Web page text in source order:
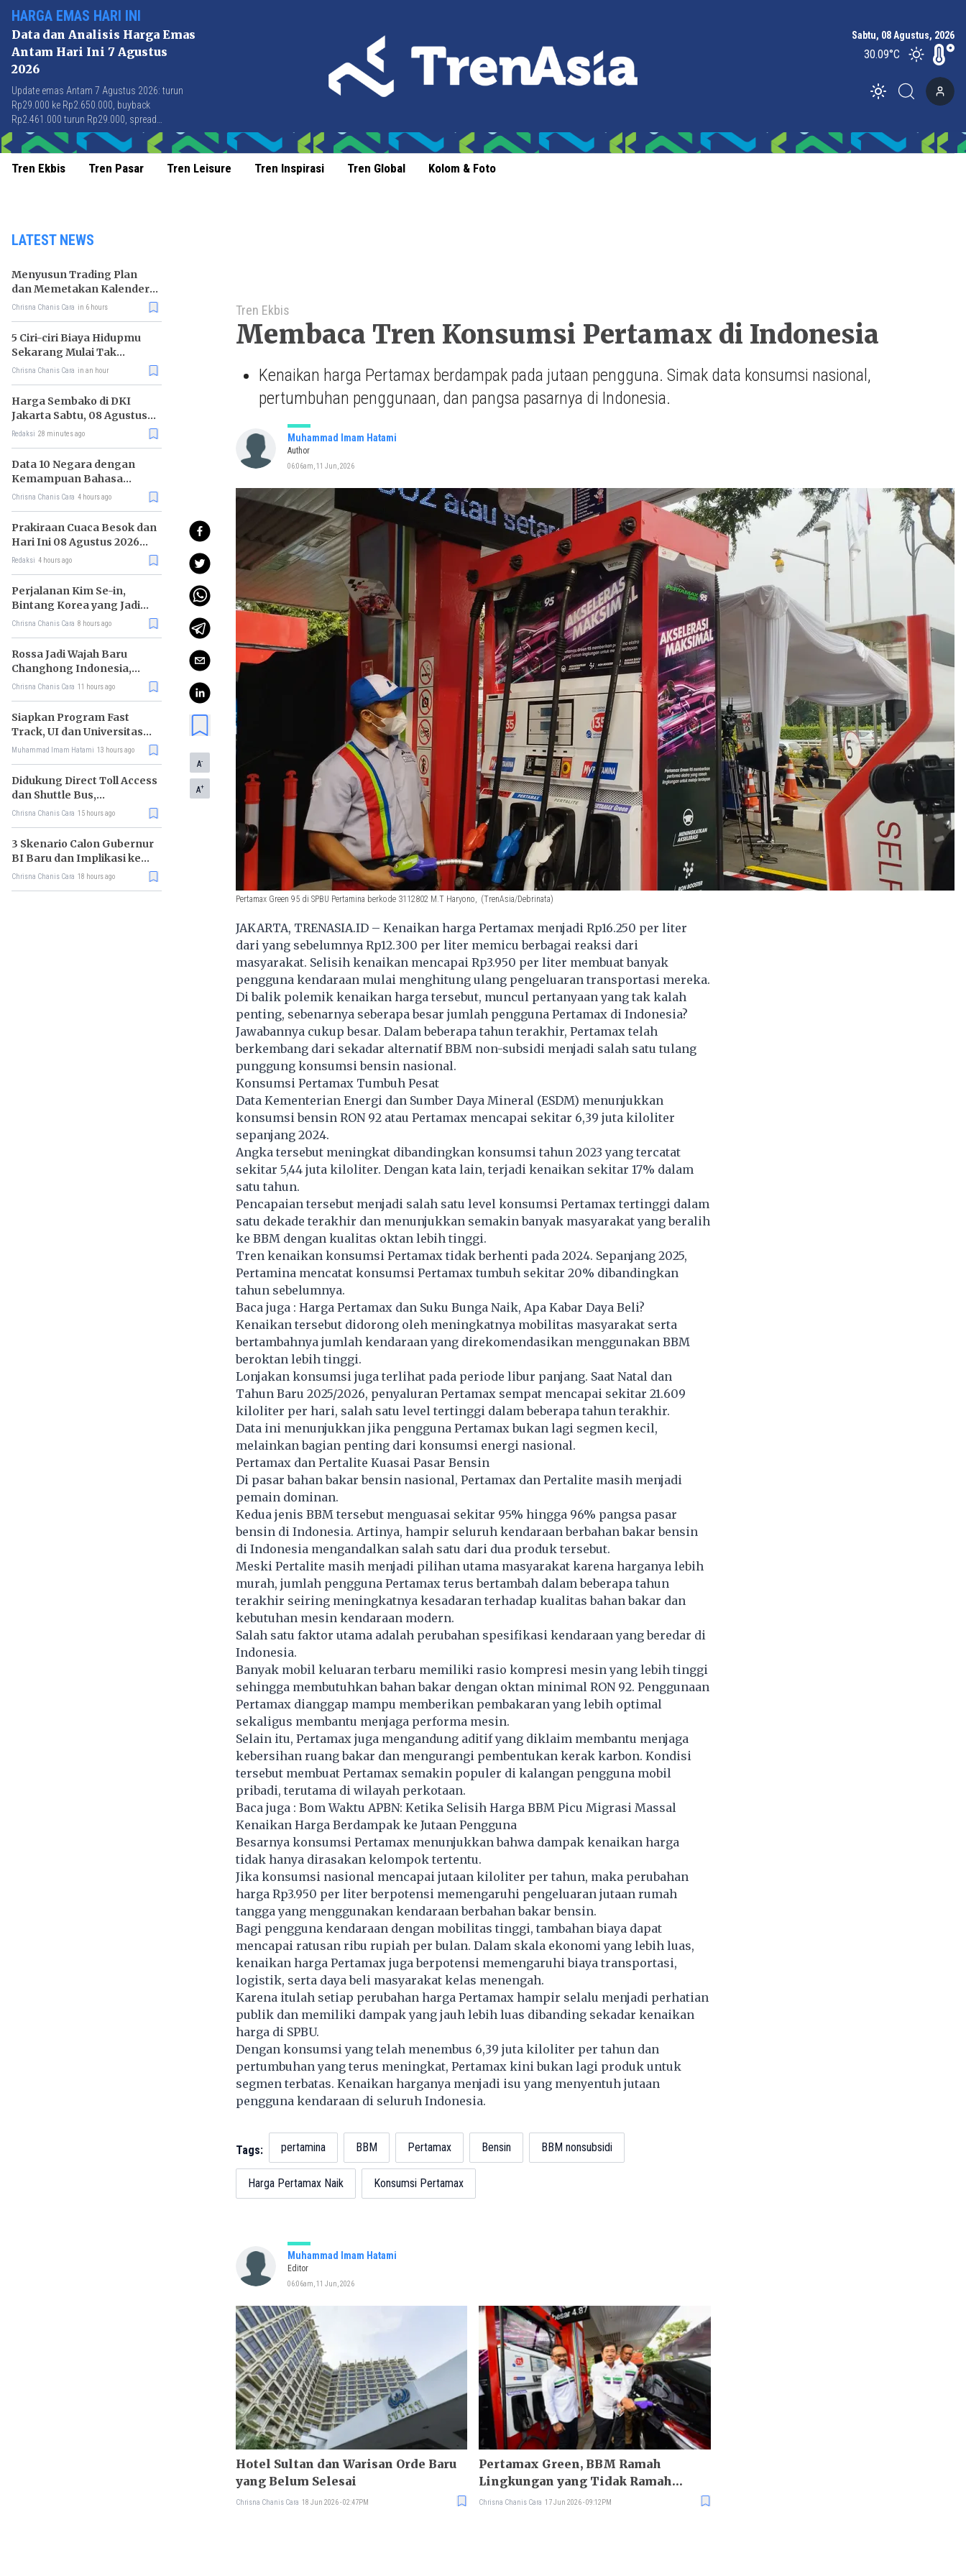
HARGA EMAS HARI INI
Data dan Analisis Harga Emas
Antam Hari Ini 7 Agustus
2026
Update emas Antam 7 Agustus 2026: turun
Rp29.000 ke Rp2.650.000, buyback
Rp2.461.000 turun Rp29.000, spread
Rp189.000 stabil di level terbaik sejak April
2026.
Sabtu, 08 Agustus, 2026
30.09°C
Toggle theme
Tren Ekbis Tren Pasar Tren Leisure Tren Inspirasi Tren Global Kolom & Foto
LATEST NEWS
Menyusun Trading Plan
dan Memetakan Kalender
Ekonomi Mingguan
Chrisna Chanis Cara in 6 hours
5 Ciri-ciri Biaya Hidupmu
Sekarang Mulai Tak
Terkendali
Chrisna Chanis Cara in an hour
Harga Sembako di DKI
Jakarta Sabtu, 08 Agustus
2026, Daging Kambing
Redaksi 28 minutes ago
Data 10 Negara dengan
Kemampuan Bahasa
Inggris Terbaik
Chrisna Chanis Cara 4 hours ago
Prakiraan Cuaca Besok dan
Hari Ini 08 Agustus 2026
untuk Wilayah DKI Jakarta
Redaksi 4 hours ago
Perjalanan Kim Se-in,
Bintang Korea yang Jadi
Kurir Makanan
Chrisna Chanis Cara 8 hours ago
Rossa Jadi Wajah Baru
Changhong Indonesia,
Garansi Produk Kini
Chrisna Chanis Cara 11 hours ago
Siapkan Program Fast
Track, UI dan Universitas
Agung Podomoro Jalin
Muhammad Imam Hatami 13 hours ago
Didukung Direct Toll Access
dan Shuttle Bus,
Paramount Petals Kian
Chrisna Chanis Cara 15 hours ago
3 Skenario Calon Gubernur
BI Baru dan Implikasi ke
Pasar
Chrisna Chanis Cara 18 hours ago
A-
A+
Tren Ekbis
Membaca Tren Konsumsi Pertamax di Indonesia
Kenaikan harga Pertamax berdampak pada jutaan pengguna. Simak data konsumsi nasional,
pertumbuhan penggunaan, dan pangsa pasarnya di Indonesia.
Muhammad Imam Hatami
Author
06:06am, 11 Jun, 2026
Pertamax Green 95 di SPBU Pertamina berkode 3112802 M.T Haryono, (TrenAsia/Debrinata)
JAKARTA, TRENASIA.ID – Kenaikan harga Pertamax menjadi Rp16.250 per liter
dari yang sebelumnya Rp12.300 per liter memicu berbagai reaksi dari
masyarakat. Selisih kenaikan mencapai Rp3.950 per liter membuat banyak
pengguna kendaraan mulai menghitung ulang pengeluaran transportasi mereka.
Di balik polemik kenaikan harga tersebut, muncul pertanyaan yang tak kalah
penting, sebenarnya seberapa besar jumlah pengguna Pertamax di Indonesia?
Jawabannya cukup besar. Dalam beberapa tahun terakhir, Pertamax telah
berkembang dari sekadar alternatif BBM non-subsidi menjadi salah satu tulang
punggung konsumsi bensin nasional.
Konsumsi Pertamax Tumbuh Pesat
Data Kementerian Energi dan Sumber Daya Mineral (ESDM) menunjukkan
konsumsi bensin RON 92 atau Pertamax mencapai sekitar 6,39 juta kiloliter
sepanjang 2024.
Angka tersebut meningkat dibandingkan konsumsi tahun 2023 yang tercatat
sekitar 5,44 juta kiloliter. Dengan kata lain, terjadi kenaikan sekitar 17% dalam
satu tahun.
Pencapaian tersebut menjadi salah satu level konsumsi Pertamax tertinggi dalam
satu dekade terakhir dan menunjukkan semakin banyak masyarakat yang beralih
ke BBM dengan kualitas oktan lebih tinggi.
Tren kenaikan konsumsi Pertamax tidak berhenti pada 2024. Sepanjang 2025,
Pertamina mencatat konsumsi Pertamax tumbuh sekitar 20% dibandingkan
tahun sebelumnya.
Baca juga : Harga Pertamax dan Suku Bunga Naik, Apa Kabar Daya Beli?
Kenaikan tersebut didorong oleh meningkatnya mobilitas masyarakat serta
bertambahnya jumlah kendaraan yang direkomendasikan menggunakan BBM
beroktan lebih tinggi.
Lonjakan konsumsi juga terlihat pada periode libur panjang. Saat Natal dan
Tahun Baru 2025/2026, penyaluran Pertamax sempat mencapai sekitar 21.609
kiloliter per hari, salah satu level tertinggi dalam beberapa tahun terakhir.
Data ini menunjukkan jika pengguna Pertamax bukan lagi segmen kecil,
melainkan bagian penting dari konsumsi energi nasional.
Pertamax dan Pertalite Kuasai Pasar Bensin
Di pasar bahan bakar bensin nasional, Pertamax dan Pertalite masih menjadi
pemain dominan.
Kedua jenis BBM tersebut menguasai sekitar 95% hingga 96% pangsa pasar
bensin di Indonesia. Artinya, hampir seluruh kendaraan berbahan bakar bensin
di Indonesia mengandalkan salah satu dari dua produk tersebut.
Meski Pertalite masih menjadi pilihan utama masyarakat karena harganya lebih
murah, jumlah pengguna Pertamax terus bertambah dalam beberapa tahun
terakhir seiring meningkatnya kesadaran terhadap kualitas bahan bakar dan
kebutuhan mesin kendaraan modern.
Salah satu faktor utama adalah perubahan spesifikasi kendaraan yang beredar di
Indonesia.
Banyak mobil keluaran terbaru memiliki rasio kompresi mesin yang lebih tinggi
sehingga membutuhkan bahan bakar dengan oktan minimal RON 92. Penggunaan
Pertamax dianggap mampu memberikan pembakaran yang lebih optimal
sekaligus membantu menjaga performa mesin.
Selain itu, Pertamax juga mengandung aditif yang diklaim membantu menjaga
kebersihan ruang bakar dan mengurangi pembentukan kerak karbon. Kondisi
tersebut membuat Pertamax semakin populer di kalangan pengguna mobil
pribadi, terutama di wilayah perkotaan.
Baca juga : Bom Waktu APBN: Ketika Selisih Harga BBM Picu Migrasi Massal
Kenaikan Harga Berdampak ke Jutaan Pengguna
Besarnya konsumsi Pertamax menunjukkan bahwa dampak kenaikan harga
tidak hanya dirasakan kelompok tertentu.
Jika konsumsi nasional mencapai jutaan kiloliter per tahun, maka perubahan
harga Rp3.950 per liter berpotensi memengaruhi pengeluaran jutaan rumah
tangga yang menggunakan kendaraan berbahan bakar bensin.
Bagi pengguna kendaraan dengan mobilitas tinggi, tambahan biaya dapat
mencapai ratusan ribu rupiah per bulan. Dalam skala ekonomi yang lebih luas,
kenaikan harga Pertamax juga berpotensi memengaruhi biaya transportasi,
logistik, serta daya beli masyarakat kelas menengah.
Karena itulah setiap perubahan harga Pertamax hampir selalu menjadi perhatian
publik dan memiliki dampak yang jauh lebih luas dibanding sekadar kenaikan
harga di SPBU.
Dengan konsumsi yang telah menembus 6,39 juta kiloliter per tahun dan
pertumbuhan yang terus meningkat, Pertamax kini bukan lagi produk untuk
segmen terbatas. Kenaikan harganya menjadi isu yang menyentuh jutaan
pengguna kendaraan di seluruh Indonesia.
Tags: pertamina BBM Pertamax Bensin BBM nonsubsidi
Harga Pertamax Naik Konsumsi Pertamax
Muhammad Imam Hatami
Editor
06:06am, 11 Jun, 2026
Hotel Sultan dan Warisan Orde Baru
yang Belum Selesai
Chrisna Chanis Cara 18 Jun 2026 - 02:47PM
Pertamax Green, BBM Ramah
Lingkungan yang Tidak Ramah
Kantong
Chrisna Chanis Cara 17 Jun 2026 - 09:12PM